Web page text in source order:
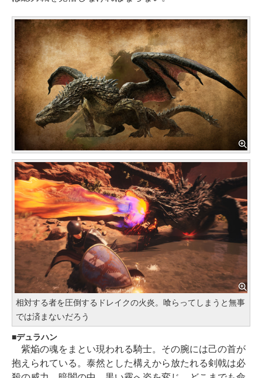
相対する者を圧倒するドレイクの火炎。喰らってしまうと無事
では済まないだろう
デュラハン
紫焔の魂をまとい現われる騎士。その腕には己の首が
抱えられている。泰然とした構えから放たれる剣戟は必